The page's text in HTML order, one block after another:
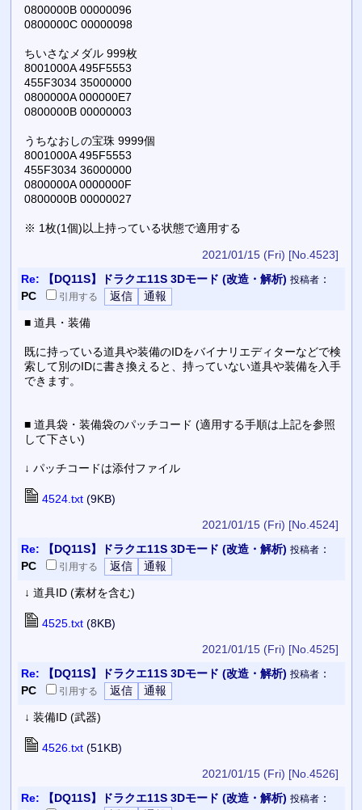
0800000B 00000096
0800000C 00000098
ちいさなメダル 999枚
8001000A 495F5553
455F3034 35000000
0800000A 000000E7
0800000B 00000003
うちなおしの宝珠 9999個
8001000A 495F5553
455F3034 36000000
0800000A 0000000F
0800000B 00000027
※ 1枚(1個)以上持っている状態で適用する
2021/01/15 (Fri) [No.4523]
Re: 【DQ11S】ドラクエ11S 3Dモード (改造・解析) 投稿者：
PC
引用する
■ 道具・装備
既に持っている道具や装備のIDをバイナリエディターなどで検
索して別のIDに書き換えると、持っていない道具や装備を入手
できます。
■ 道具袋・装備袋のパッチコード (適用する手順は上記を参照
して下さい)
↓ パッチコードは添付ファイル
4524.txt(9KB)
2021/01/15 (Fri) [No.4524]
Re: 【DQ11S】ドラクエ11S 3Dモード (改造・解析) 投稿者：
PC
引用する
↓ 道具ID (素材を含む)
4525.txt(8KB)
2021/01/15 (Fri) [No.4525]
Re: 【DQ11S】ドラクエ11S 3Dモード (改造・解析) 投稿者：
PC
引用する
↓ 装備ID (武器)
4526.txt(51KB)
2021/01/15 (Fri) [No.4526]
Re: 【DQ11S】ドラクエ11S 3Dモード (改造・解析) 投稿者：